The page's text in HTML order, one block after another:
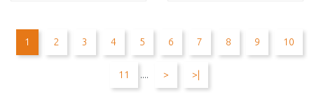
Au comparatif Au comparatif
1 2 3 4 5 6 7 8 9 10
11 .... > >|